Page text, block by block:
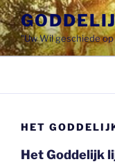
Spring
naar
de
inhoud
"Uw Wil geschiede
HET
Het Goddelijk